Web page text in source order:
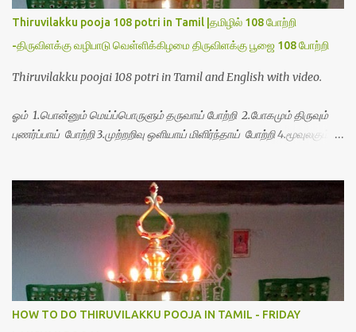
Thiruvilakku pooja 108 potri in Tamil |தமிழில் 108 போற்றி
-திருவிளக்கு வழிபாடு வெள்ளிக்கிழமை திருவிளக்கு பூஜை 108 போற்றி
Thiruvilakku poojai 108 potri in Tamil and English with video.
ஓம் 1.பொன்னும் மெய்ப்பொருளும் தருவாய் போற்றி 2.போகமும் திருவும்
புணர்ப்பாய் போற்றி 3.முற்றறிவு ஒளியாய் மிளிர்ந்தாய் போற்றி 4.மூவுலகும்
8.பிறர்வயமாகா பெரியோய் போற்றி 9.பேரின்பப் பெருக்காய் பொலிந்தாய்
போற்றி 10.பேரருட்கடலாம் பேரரு...
HOW TO DO THIRUVILAKKU POOJA IN TAMIL - FRIDAY